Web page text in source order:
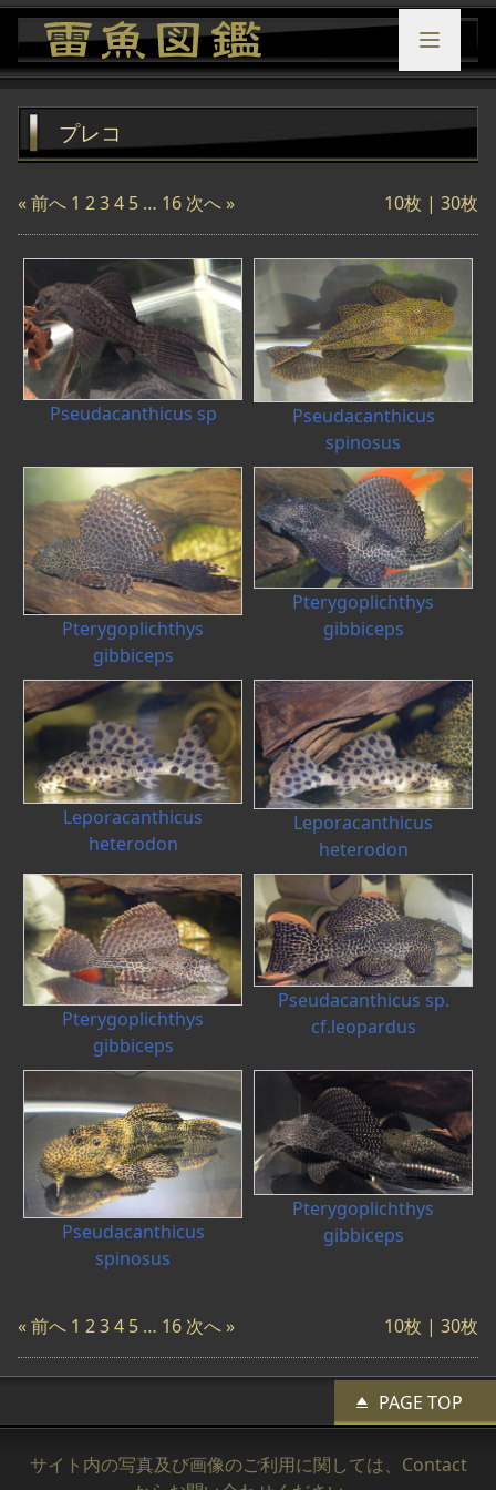
プレコ
« 前へ 1 234 5 … 16 次へ » 10枚 | 30枚
Pseudacanthicus sp
Pseudacanthicus
spinosus
Pterygoplichthys
gibbiceps
Pterygoplichthys
gibbiceps
Leporacanthicus
heterodon
Leporacanthicus
heterodon
Pterygoplichthys
gibbiceps
Pseudacanthicus sp.
cf.leopardus
Pseudacanthicus
spinosus
Pterygoplichthys
gibbiceps
« 前へ 1 234 5 … 16 次へ » 10枚 | 30枚
PAGE TOP
サイト内の写真及び画像のご利用に関しては、 Contact